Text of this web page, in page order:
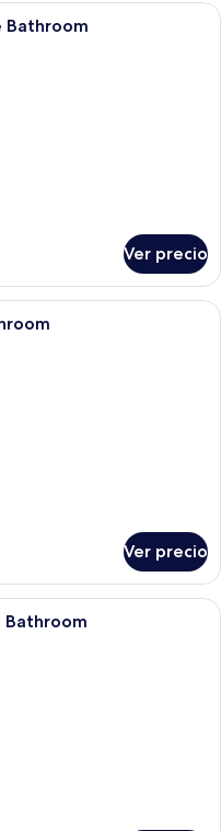
con literas, dos camas,
Bathroom
Ver precio
con literas, una ventana,
Ver precio
con literas, con tres
Bathroom